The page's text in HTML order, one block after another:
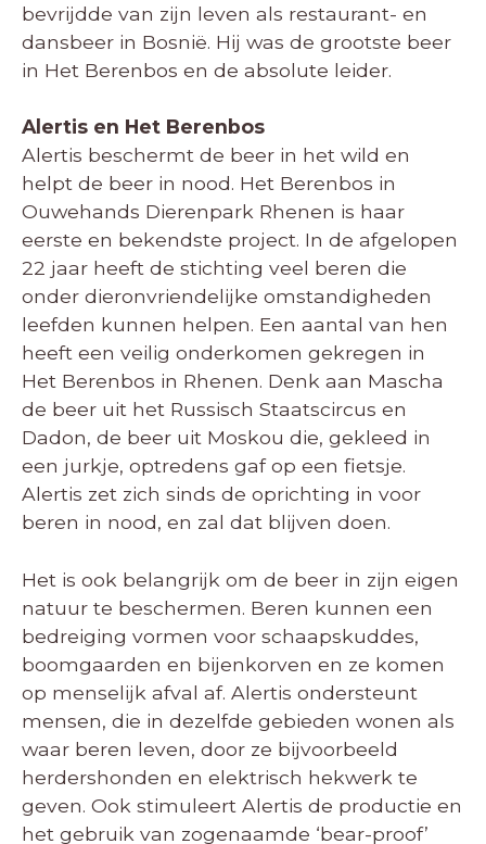
bevrijdde van zijn leven als restaurant- en
dansbeer in Bosnië. Hij was de grootste beer
in Het Berenbos en de absolute leider.
Alertis en Het Berenbos
Alertis beschermt de beer in het wild en
helpt de beer in nood. Het Berenbos in
Ouwehands Dierenpark Rhenen is haar
eerste en bekendste project. In de afgelopen
22 jaar heeft de stichting veel beren die
onder dieronvriendelijke omstandigheden
leefden kunnen helpen. Een aantal van hen
heeft een veilig onderkomen gekregen in
Het Berenbos in Rhenen. Denk aan Mascha
de beer uit het Russisch Staatscircus en
Dadon, de beer uit Moskou die, gekleed in
een jurkje, optredens gaf op een fietsje.
Alertis zet zich sinds de oprichting in voor
beren in nood, en zal dat blijven doen.
Het is ook belangrijk om de beer in zijn eigen
natuur te beschermen. Beren kunnen een
bedreiging vormen voor schaapskuddes,
boomgaarden en bijenkorven en ze komen
op menselijk afval af. Alertis ondersteunt
mensen, die in dezelfde gebieden wonen als
waar beren leven, door ze bijvoorbeeld
herdershonden en elektrisch hekwerk te
geven. Ook stimuleert Alertis de productie en
het gebruik van zogenaamde ‘bear-proof’